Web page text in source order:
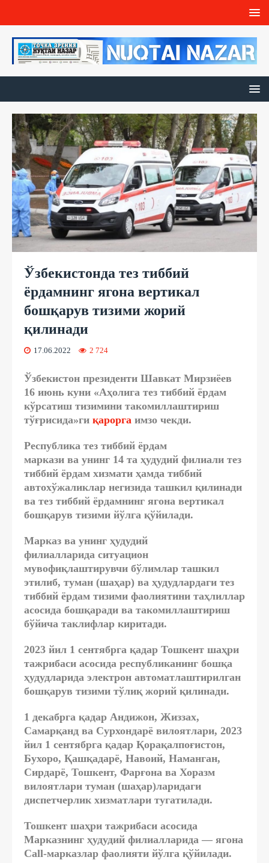
Ўзбекистонда тез тиббий
ёрдамнинг ягона вертикал
бошқарув тизими жорий
қилинади
17.06.2022 2 724
Ўзбекистон президенти Шавкат Мирзиёев
16 июнь куни «Аҳолига тез тиббий ёрдам
кўрсатиш тизимини такомиллаштириш
тўғрисида»ги қарорга имзо чекди.
Республика тез тиббий ёрдам
маркази ва унинг 14 та ҳудудий филиали тез
тиббий ёрдам хизмати ҳамда тиббий
автохўжаликлар негизида ташкил қилинади
ва тез тиббий ёрдамнинг ягона вертикал
бошқарув тизими йўлга қўйилади.
Марказ ва унинг ҳудудий
филиалларида ситуацион
мувофиқлаштирувчи бўлимлар ташкил
этилиб, туман (шаҳар) ва ҳудудлардаги тез
тиббий ёрдам тизими фаолиятини таҳлиллар
асосида бошқаради ва такомиллаштириш
бўйича таклифлар киритади.
2023 йил 1 сентябрга қадар Тошкент шаҳри
тажрибаси асосида республиканинг бошқа
ҳудудларида электрон автоматлаштирилган
бошқарув тизими тўлиқ жорий қилинади.
1 декабрга қадар Андижон, Жиззах,
Самарқанд ва Сурхондарё вилоятлари, 2023
йил 1 сентябрга қадар Қорақалпоғистон,
Бухоро, Қашқадарё, Навоий, Наманган,
Сирдарё, Тошкент, Фарғона ва Хоразм
вилоятлари туман (шаҳар)ларидаги
диспетчерлик хизматлари тугатилади.
Тошкент шаҳри тажрибаси асосида
Марказнинг ҳудудий филиалларида — ягона
Call-марказлар фаолияти йўлга қўйилади.